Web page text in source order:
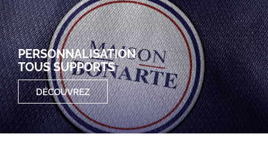
PERSONNALISATION
TOUS SUPPORTS
DÉCOUVREZ